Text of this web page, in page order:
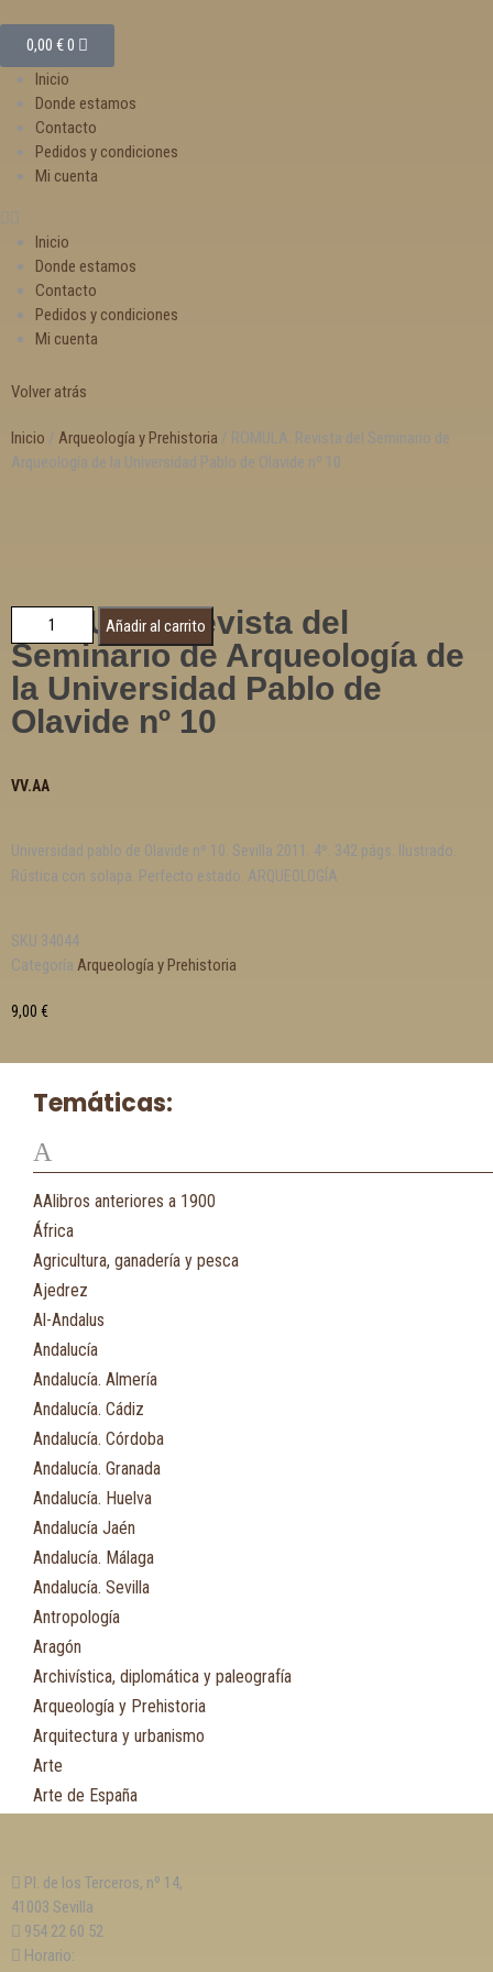
0,00 €0
Inicio
Donde estamos
Contacto
Pedidos y condiciones
Mi cuenta
Inicio
Donde estamos
Contacto
Pedidos y condiciones
Mi cuenta
Temáticas:
A
AAlibros anteriores a 1900
África
Agricultura, ganadería y pesca
Ajedrez
Al-Andalus
Andalucía
Andalucía. Almería
Andalucía. Cádiz
Andalucía. Córdoba
Andalucía. Granada
Andalucía. Huelva
Andalucía Jaén
Andalucía. Málaga
Andalucía. Sevilla
Antropología
Aragón
Archivística, diplomática y paleografía
Arqueología y Prehistoria
Arquitectura y urbanismo
Arte
Arte de España
Asturias
Automovilismo, ciclismo y Motociclismo
Aviación y Aeronáutica
Volver atrás
Inicio / Arqueología y Prehistoria / ROMULA. Revista del Seminario de
Arqueología de la Universidad Pablo de Olavide nº 10
ROMULA. Revista del
Seminario de Arqueología de
la Universidad Pablo de
Olavide nº 10
VV.AA
Universidad pablo de Olavide nº 10. Sevilla 2011. 4º. 342 págs. Ilustrado.
Rústica con solapa. Perfecto estado. ARQUEOLOGÍA
SKU 34044
Categoría Arqueología y Prehistoria
9,00 €
Añadir al carrito
Pl. de los Terceros, nº 14,
41003 Sevilla
954 22 60 52
Horario: